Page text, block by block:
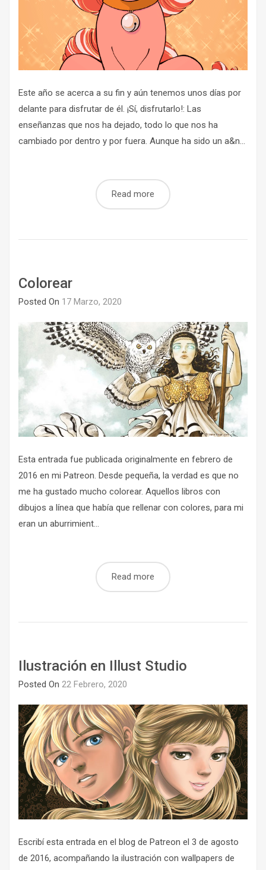
Este año se acerca a su fin y aún tenemos unos días por
delante para disfrutar de él. ¡Sí, disfrutarlo!: Las
enseñanzas que nos ha dejado, todo lo que nos ha
cambiado por dentro y por fuera. Aunque ha sido un a&n...
Read more
Colorear
Posted On 17 Marzo, 2020
Esta entrada fue publicada originalmente en febrero de
2016 en mi Patreon. Desde pequeña, la verdad es que no
me ha gustado mucho colorear. Aquellos libros con
dibujos a línea que había que rellenar con colores, para mi
eran un aburrimient...
Read more
Ilustración en Illust Studio
Posted On 22 Febrero, 2020
Escribí esta entrada en el blog de Patreon el 3 de agosto
de 2016, acompañando la ilustración con wallpapers de